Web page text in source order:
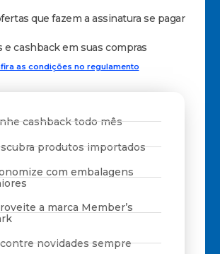
que fazem a assinatura se pagar
e cashback em suas compras
as condições no regulamento
cashback todo mês
produtos importados
com embalagens
a marca Member’s
novidades sempre